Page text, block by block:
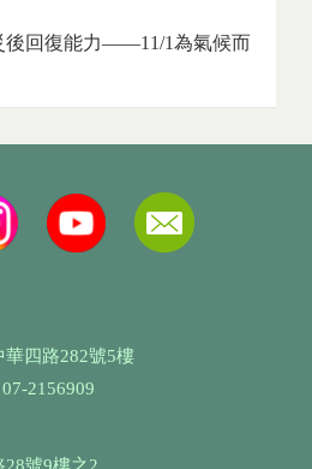
後回復能力——11/1為氣候而
四路282號5樓
2156909